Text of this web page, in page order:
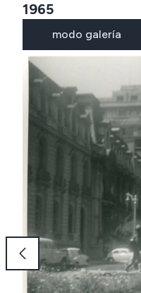
1965
modo galería